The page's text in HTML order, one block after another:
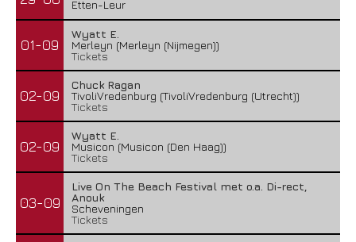
Etten-Leur
01-09
Wyatt E.
Merleyn (Merleyn (Nijmegen))
Tickets
02-09
Chuck Ragan
TivoliVredenburg (TivoliVredenburg (Utrecht))
Tickets
02-09
Wyatt E.
Musicon (Musicon (Den Haag))
Tickets
03-09
Live On The Beach Festival met o.a. Di-rect,
Anouk
Scheveningen
Tickets